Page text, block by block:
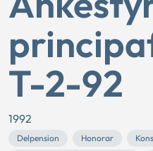
T-2-92
1992
Delpension Honorar